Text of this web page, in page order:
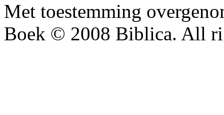
Met toestemming
Boek © 2008 Biblica. All